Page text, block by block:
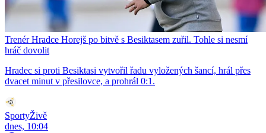
Trenér Hradce Horejš po bitvě s Besiktasem zuřil. Tohle si nesmí
hráč dovolit
Hradec si proti Besiktasi vytvořil řadu vyložených šancí, hrál přes
dvacet minut v přesilovce, a prohrál 0:1.
SportyŽivě
dnes, 10:04